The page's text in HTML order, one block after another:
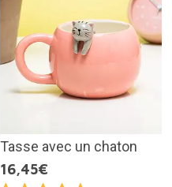
Tasse avec un chaton
16,45€